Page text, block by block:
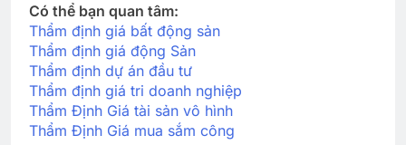
Có thể bạn quan tâm:
Thẩm định giá bất động sản
Thẩm định giá động Sản
Thẩm định dự án đầu tư
Thẩm định giá tri doanh nghiệp
Thẩm Định Giá tài sản vô hình
Thẩm Định Giá mua sắm công